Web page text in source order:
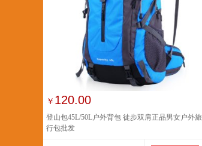
￥ 120.00
登山包45L/50L户外背包 徒步双肩正品男女户外旅
行包批发